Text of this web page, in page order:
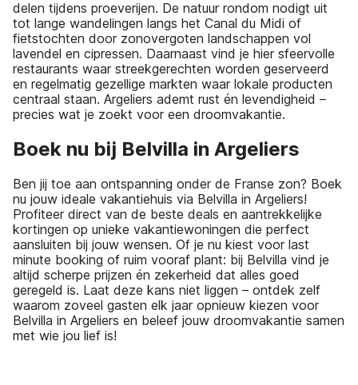
delen tijdens proeverijen. De natuur rondom nodigt uit
tot lange wandelingen langs het Canal du Midi of
fietstochten door zonovergoten landschappen vol
lavendel en cipressen. Daarnaast vind je hier sfeervolle
restaurants waar streekgerechten worden geserveerd
en regelmatig gezellige markten waar lokale producten
centraal staan. Argeliers ademt rust én levendigheid –
precies wat je zoekt voor een droomvakantie.
Boek nu bij Belvilla in Argeliers
Ben jij toe aan ontspanning onder de Franse zon? Boek
nu jouw ideale vakantiehuis via Belvilla in Argeliers!
Profiteer direct van de beste deals en aantrekkelijke
kortingen op unieke vakantiewoningen die perfect
aansluiten bij jouw wensen. Of je nu kiest voor last
minute booking of ruim vooraf plant: bij Belvilla vind je
altijd scherpe prijzen én zekerheid dat alles goed
geregeld is. Laat deze kans niet liggen – ontdek zelf
waarom zoveel gasten elk jaar opnieuw kiezen voor
Belvilla in Argeliers en beleef jouw droomvakantie samen
met wie jou lief is!